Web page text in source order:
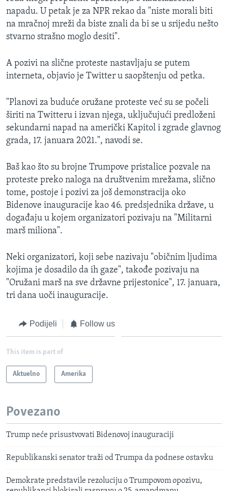
napadu. U petak je za NPR rekao da "niste morali biti
na mračnoj mreži da biste znali da bi se u srijedu nešto
stvarno strašno moglo desiti".
A pozivi na slične proteste nastavljaju se putem
interneta, objavio je Twitter u saopštenju od petka.
"Planovi za buduće oružane proteste već su se počeli
širiti na Twitteru i izvan njega, uključujući predloženi
sekundarni napad na američki Kapitol i zgrade glavnog
grada, 17. januara 2021.", navodi se.
Baš kao što su brojne Trumpove pristalice pozvale na
proteste preko naloga na društvenim mrežama, slično
tome, postoje i pozivi za još demonstracija oko
Bidenove inauguracije kao 46. predsjednika države, u
događaju u kojem organizatori pozivaju na "Militarni
marš miliona".
Neki organizatori, koji sebe nazivaju "običnim ljudima
kojima je dosadilo da ih gaze", takođe pozivaju na
"Oružani marš na sve državne prijestonice", 17. januara,
tri dana uoči inauguracije.
Podijeli Follow us
This item is part of
Aktuelno Amerika
Povezano
Trump neće prisustvovati Bidenovoj inauguraciji
Republikanski senator traži od Trumpa da podnese ostavku
Demokrate predstavile rezoluciju o Trumpovom opozivu,